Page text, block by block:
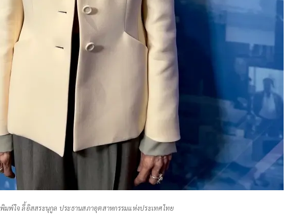
พิมพ์ใจ ลี้อิสสระนุกูล ประธานสภาอุตสาหกรรมแห่งประเทศไทย